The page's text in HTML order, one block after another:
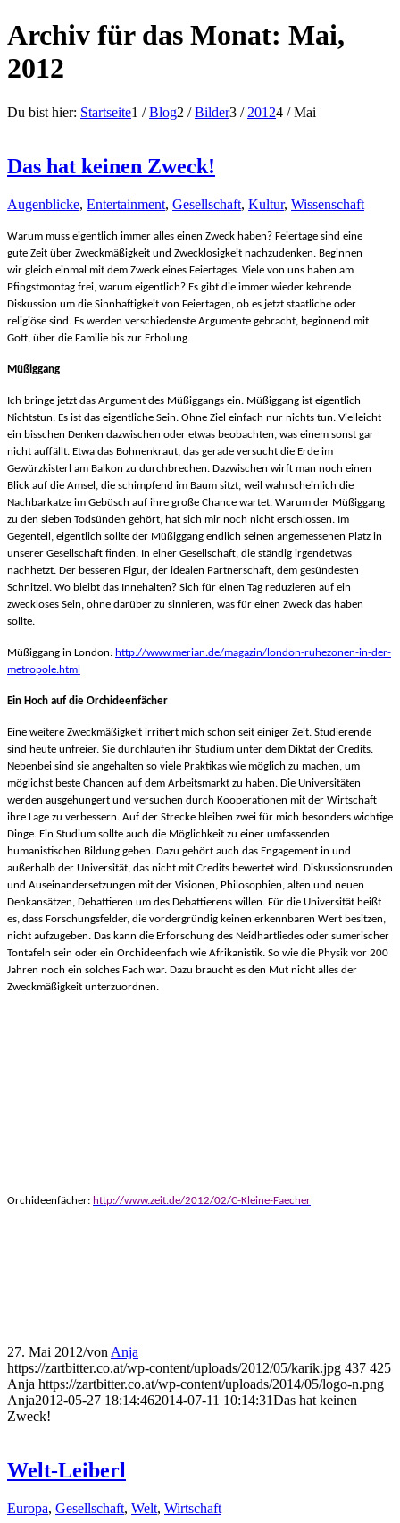
Archiv für das Monat: Mai,
2012
Du bist hier: Startseite1 / Blog2 / Bilder3 / 20124 / Mai
Das hat keinen Zweck!
Augenblicke, Entertainment, Gesellschaft, Kultur, Wissenschaft
Warum muss eigentlich immer alles einen Zweck haben? Feiertage sind eine
gute Zeit über Zweckmäßigkeit und Zwecklosigkeit nachzudenken. Beginnen
wir gleich einmal mit dem Zweck eines Feiertages. Viele von uns haben am
Pfingstmontag frei, warum eigentlich? Es gibt die immer wieder kehrende
Diskussion um die Sinnhaftigkeit von Feiertagen, ob es jetzt staatliche oder
religiöse sind. Es werden verschiedenste Argumente gebracht, beginnend mit
Gott, über die Familie bis zur Erholung.
Müßiggang
Ich bringe jetzt das Argument des Müßiggangs ein. Müßiggang ist eigentlich
Nichtstun. Es ist das eigentliche Sein. Ohne Ziel einfach nur nichts tun. Vielleicht
ein bisschen Denken dazwischen oder etwas beobachten, was einem sonst gar
nicht auffällt. Etwa das Bohnenkraut, das gerade versucht die Erde im
Gewürzkisterl am Balkon zu durchbrechen. Dazwischen wirft man noch einen
Blick auf die Amsel, die schimpfend im Baum sitzt, weil wahrscheinlich die
Nachbarkatze im Gebüsch auf ihre große Chance wartet. Warum der Müßiggang
zu den sieben Todsünden gehört, hat sich mir noch nicht erschlossen. Im
Gegenteil, eigentlich sollte der Müßiggang endlich seinen angemessenen Platz in
unserer Gesellschaft finden. In einer Gesellschaft, die ständig irgendetwas
nachhetzt. Der besseren Figur, der idealen Partnerschaft, dem gesündesten
Schnitzel. Wo bleibt das Innehalten? Sich für einen Tag reduzieren auf ein
zweckloses Sein, ohne darüber zu sinnieren, was für einen Zweck das haben
sollte.
Müßiggang in London: http://www.merian.de/magazin/london-ruhezonen-in-der-
metropole.html
Ein Hoch auf die Orchideenfächer
Eine weitere Zweckmäßigkeit irritiert mich schon seit einiger Zeit. Studierende
sind heute unfreier. Sie durchlaufen ihr Studium unter dem Diktat der Credits.
Nebenbei sind sie angehalten so viele Praktikas wie möglich zu machen, um
möglichst beste Chancen auf dem Arbeitsmarkt zu haben. Die Universitäten
werden ausgehungert und versuchen durch Kooperationen mit der Wirtschaft
ihre Lage zu verbessern. Auf der Strecke bleiben zwei für mich besonders wichtige
Dinge. Ein Studium sollte auch die Möglichkeit zu einer umfassenden
humanistischen Bildung geben. Dazu gehört auch das Engagement in und
außerhalb der Universität, das nicht mit Credits bewertet wird. Diskussionsrunden
und Auseinandersetzungen mit der Visionen, Philosophien, alten und neuen
Denkansätzen, Debattieren um des Debattierens willen. Für die Universität heißt
es, dass Forschungsfelder, die vordergründig keinen erkennbaren Wert besitzen,
nicht aufzugeben. Das kann die Erforschung des Neidhartliedes oder sumerischer
Tontafeln sein oder ein Orchideenfach wie Afrikanistik. So wie die Physik vor 200
Jahren noch ein solches Fach war. Dazu braucht es den Mut nicht alles der
Zweckmäßigkeit unterzuordnen.
Orchideenfächer: http://www.zeit.de/2012/02/C-Kleine-Faecher
27. Mai 2012/von Anja
https://zartbitter.co.at/wp-content/uploads/2012/05/karik.jpg 437 425
Anja https://zartbitter.co.at/wp-content/uploads/2014/05/logo-n.png
Anja2012-05-27 18:14:462014-07-11 10:14:31Das hat keinen
Zweck!
Welt-Leiberl
Europa, Gesellschaft, Welt, Wirtschaft